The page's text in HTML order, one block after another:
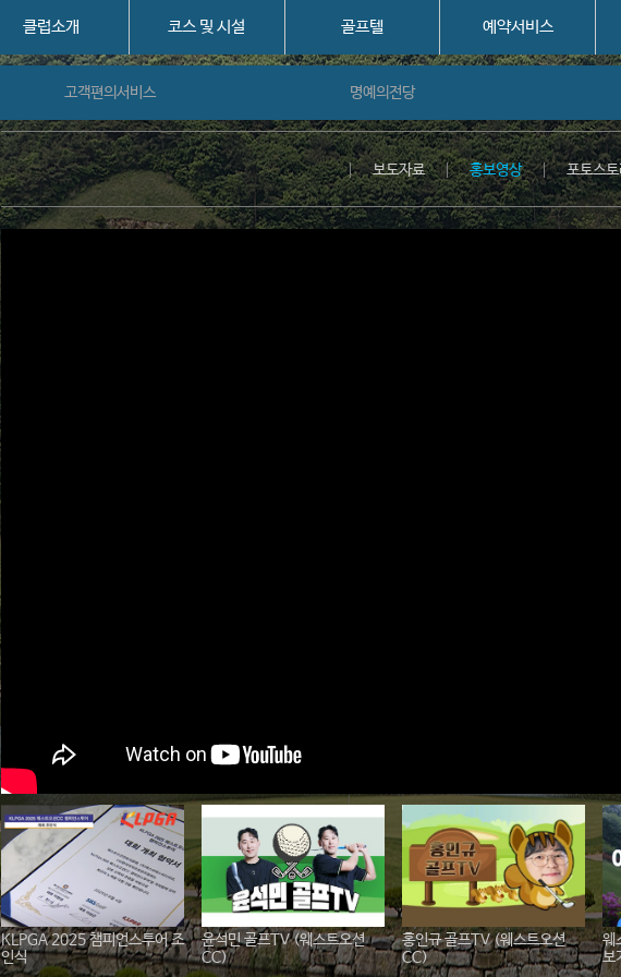
클럽소개 코스 및 시설 골프텔 예약서비스
고객편의서비스 명예의전당
보도자료 홍보영상 포토스
KLPGA 2025 챔피언스투어 조
인식
윤석민 골프TV (웨스트오션
CC)
홍인규 골프TV (웨스트오션
CC)
웨
보